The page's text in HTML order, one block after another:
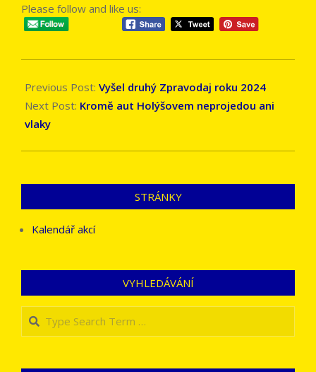
Please follow and like us:
07-
03
Previous Post: Vyšel druhý Zpravodaj roku 2024
Next Post: Kromě aut Holýšovem neprojedou ani
vlaky
STRÁNKY
Kalendář akcí
VYHLEDÁVÁNÍ
Search